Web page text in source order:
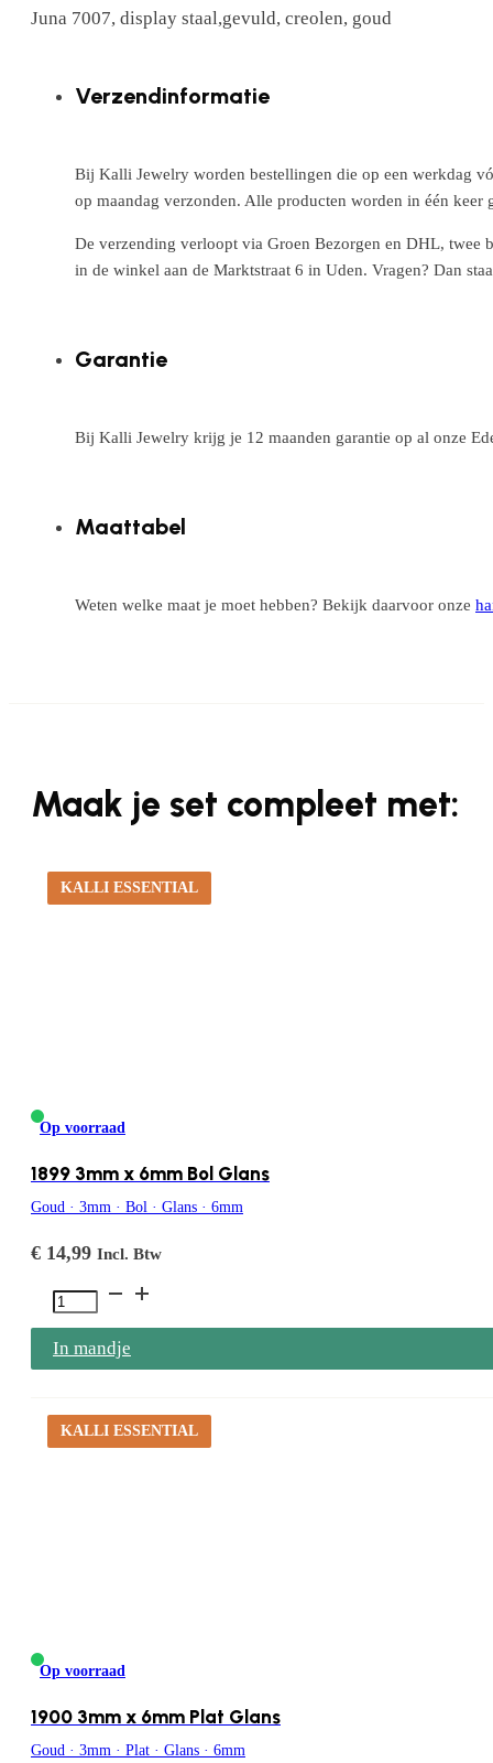
Juna 7007, display staal,gevuld, creolen, goud
Verzendinformatie
Bij Kalli Jewelry worden bestellingen die op een werkdag
op maandag verzonden. Alle producten worden in één
De verzending verloopt via Groen Bezorgen en DHL, twee
in de winkel aan de Marktstraat 6 in Uden. Vragen? Dan
Garantie
Bij Kalli Jewelry krijg je 12 maanden garantie op al onze
Maattabel
Weten welke maat je moet hebben? Bekijk daarvoor onze
Maak je set compleet met:
KALLI ESSENTIAL
Op voorraad
1899 3mm x 6mm Bol Glans
Goud · 3mm · Bol · Glans · 6mm
€ 14,99 Incl. Btw
1899
3mm
x
Bol
Glans
In mandje
KALLI ESSENTIAL
Op voorraad
1900 3mm x 6mm Plat Glans
Goud · 3mm · Plat · Glans · 6mm